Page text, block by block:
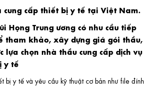
cung cấp thiết bị y tế tại Việt Nam.
Họng Trung ương có nhu cầu tiếp
tham khảo, xây dựng giá gói thầu,
lựa chọn nhà thầu cung cấp dịch vụ
y tế
bị y tế và yêu cầu kỹ thuật cơ bản như file đính